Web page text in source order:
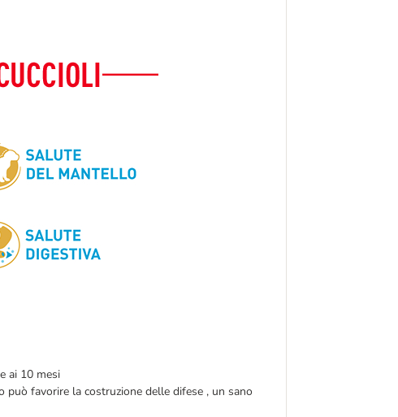
ai 10 mesi
può favorire la costruzione delle difese , un sano